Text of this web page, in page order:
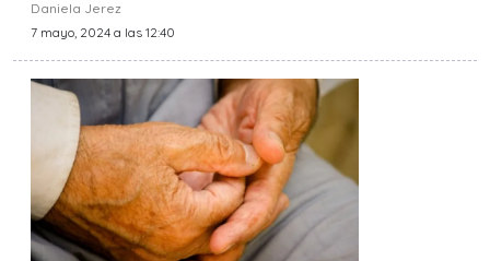
Daniela Jerez
7 mayo, 2024 a las 12:40